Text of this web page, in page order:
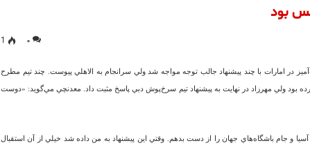
بود
۰ 1
امارات با چند پيشنهاد جالب توجه مواجه شد ولي سرانجام به الاهلي پيوست. چند تيم مطرح
بود ولي مهرزاد در نهايت به پيشنهاد تيم سرخ‌پوش دبي پاسخ مثبت داد. معدنچي مي‌گويد: «دوست
و جام باشگاه‌هاي جهان را از دست بدهم. وقتي اين پيشنهاد به من داده شد خيلي از آن استقبال